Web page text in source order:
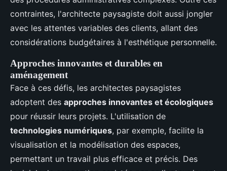
contraintes, l'architecte paysagiste doit aussi jongler
avec les attentes variables des clients, allant des
considérations budgétaires à l'esthétique personnelle.
Approches innovantes et durables en
aménagement
Face à ces défis, les architectes paysagistes
adoptent des approches innovantes et écologiques
pour réussir leurs projets. L'utilisation de
technologies numériques, par exemple, facilite la
visualisation et la modélisation des espaces,
permettant un travail plus efficace et précis. Des